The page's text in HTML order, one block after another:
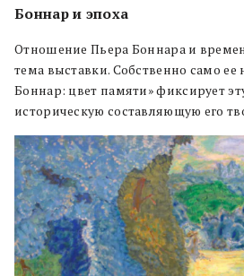
Боннар и эпоха
Отношение Пьера Боннара и
тема выставки. Собственно само ее
Боннар: цвет памяти» фиксирует
историческую составляющую его